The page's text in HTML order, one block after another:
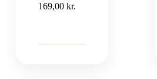
169,00kr.